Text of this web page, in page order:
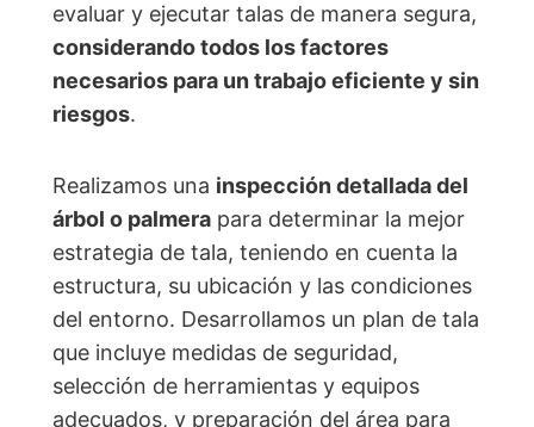
evaluar y ejecutar talas de manera segura,
considerando todos los factores
necesarios para un trabajo eficiente y sin
riesgos.
Realizamos una inspección detallada del
árbol o palmera para determinar la mejor
estrategia de tala, teniendo en cuenta la
estructura, su ubicación y las condiciones
del entorno. Desarrollamos un plan de tala
que incluye medidas de seguridad,
selección de herramientas y equipos
adecuados, y preparación del área para